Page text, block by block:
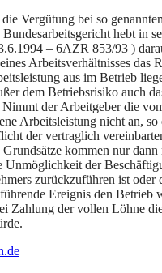
Vergütung bei so
hebt in
– 6AZR 853/93 )
Arbeitsverhältnisses das
aus im Betrieb
dem Betriebsrisiko auch
der Arbeitgeber die
Arbeitsleistung nicht an, so
der vertraglich
kommen nur
der
zurückzuführen ist oder
Ereignis den Betrieb
Zahlung der vollen Löhne